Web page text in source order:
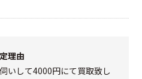
理由
いして4000円にて買取致し